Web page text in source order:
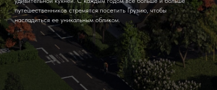
путешественников стремятся посетить Грузию, чтобы
насладиться ее уникальным обликом.